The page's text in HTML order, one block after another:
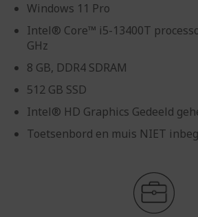
Windows 11 Pro
Intel® Core™ i5-13400T
GHz
8 GB, DDR4 SDRAM
512 GB SSD
Intel® HD Graphics Gedeeld
Toetsenbord en muis NIET